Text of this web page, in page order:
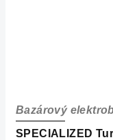
SPECIALIZED
Bazárový